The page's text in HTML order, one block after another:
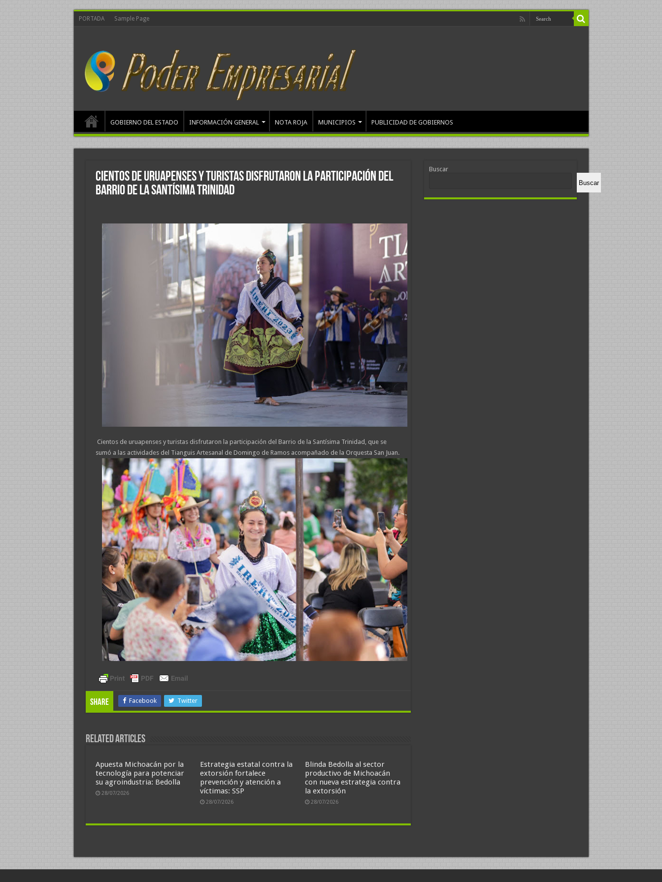
PORTADA Sample Page
GOBIERNO DEL ESTADO INFORMACIÓN GENERAL NOTA ROJA MUNICIPIOS PUBLICIDAD DE GOBIERNOS
Cientos de uruapenses y turistas disfrutaron la participación del
Barrio de la Santísima Trinidad
Cientos de uruapenses y turistas disfrutaron la participación del Barrio de la Santísima Trinidad, que se
sumó a las actividades del Tianguis Artesanal de Domingo de Ramos acompañado de la Orquesta San Juan.
Share Facebook Twitter
Related Articles
Apuesta Michoacán por la
tecnología para potenciar
su agroindustria: Bedolla
28/07/2026
Estrategia estatal contra la
extorsión fortalece
prevención y atención a
víctimas: SSP
28/07/2026
Blinda Bedolla al sector
productivo de Michoacán
con nueva estrategia contra
la extorsión
28/07/2026
Buscar
Buscar